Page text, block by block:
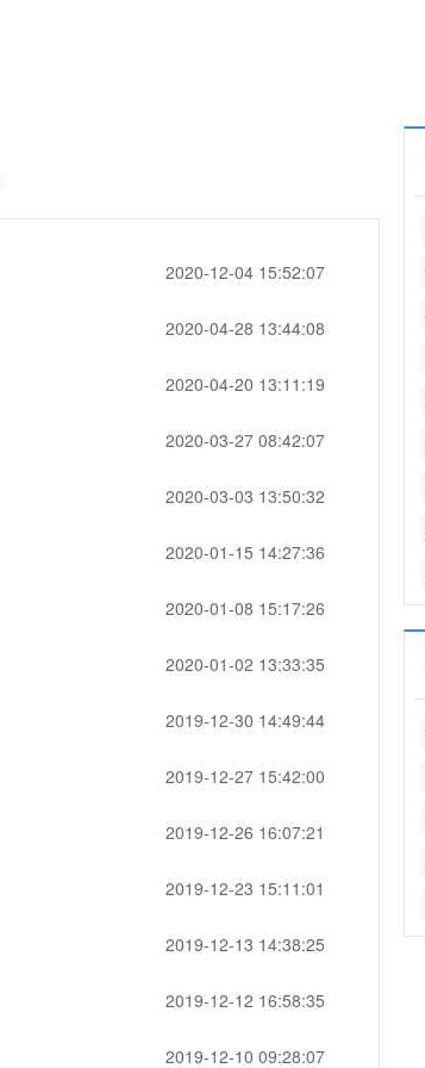
2020-12-04 15:52:07
2020-04-28 13:44:08
2020-04-20 13:11:19
2020-03-27 08:42:07
2020-03-03 13:50:32
2020-01-15 14:27:36
2020-01-08 15:17:26
2020-01-02 13:33:35
2019-12-30 14:49:44
2019-12-27 15:42:00
2019-12-26 16:07:21
2019-12-23 15:11:01
2019-12-13 14:38:25
2019-12-12 16:58:35
2019-12-10 09:28:07